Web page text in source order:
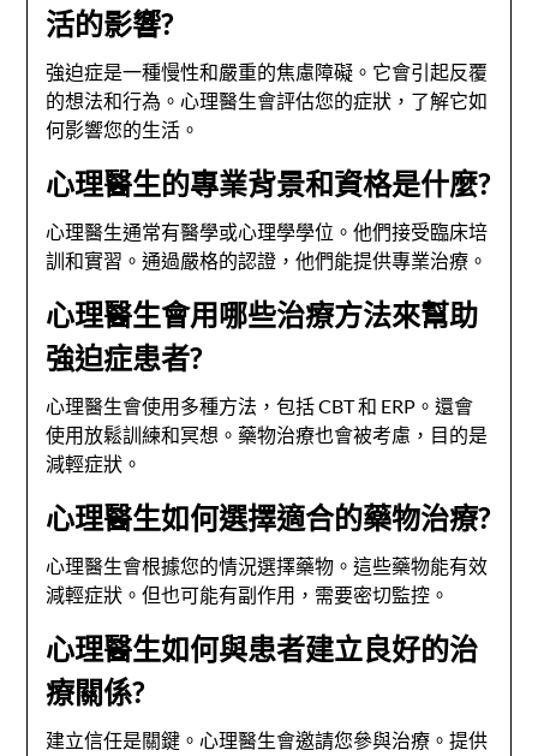
活的影響?
強迫症是一種慢性和嚴重的焦慮障礙。它會引起反覆
的想法和行為。心理醫生會評估您的症狀，了解它如
何影響您的生活。
心理醫生的專業背景和資格是什麼?
心理醫生通常有醫學或心理學學位。他們接受臨床培
訓和實習。通過嚴格的認證，他們能提供專業治療。
心理醫生會用哪些治療方法來幫助
強迫症患者?
心理醫生會使用多種方法，包括 CBT 和 ERP。還會
使用放鬆訓練和冥想。藥物治療也會被考慮，目的是
減輕症狀。
心理醫生如何選擇適合的藥物治療?
心理醫生會根據您的情況選擇藥物。這些藥物能有效
減輕症狀。但也可能有副作用，需要密切監控。
心理醫生如何與患者建立良好的治
療關係?
建立信任是關鍵。心理醫生會邀請您參與治療。提供